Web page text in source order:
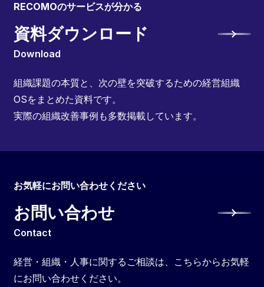
RECOMOのサービスが分かる
資料ダウンロード
Download
組織課題の本質と、次の壁を突破するための経営組織
OSをまとめた資料です。
実際の組織改善事例も多数掲載しています。
お気軽にお問い合わせください
お問い合わせ
Contact
経営・組織・人事に関するご相談は、こちらからお気軽
にお問い合わせください。